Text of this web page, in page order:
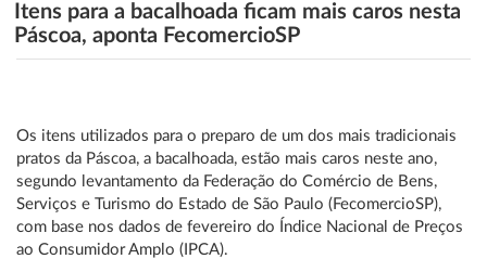
Itens para a bacalhoada ficam mais caros nesta
Páscoa, aponta FecomercioSP
Os itens utilizados para o preparo de um dos mais tradicionais
pratos da Páscoa, a bacalhoada, estão mais caros neste ano,
segundo levantamento da Federação do Comércio de Bens,
Serviços e Turismo do Estado de São Paulo (FecomercioSP),
com base nos dados de fevereiro do Índice Nacional de Preços
ao Consumidor Amplo (IPCA).